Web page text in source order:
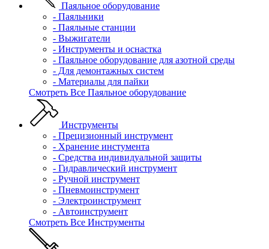
Паяльное оборудование
- Паяльники
- Паяльные станции
- Выжигатели
- Инструменты и оснастка
- Паяльное оборудование для азотной среды
- Для демонтажных систем
- Материалы для пайки
Смотреть Все Паяльное оборудование
Инструменты
- Прецизионный инструмент
- Хранение инстумента
- Средства индивидуальной защиты
- Гидравлический инструмент
- Ручной инструмент
- Пневмоинструмент
- Электроинструмент
- Автоинструмент
Смотреть Все Инструменты